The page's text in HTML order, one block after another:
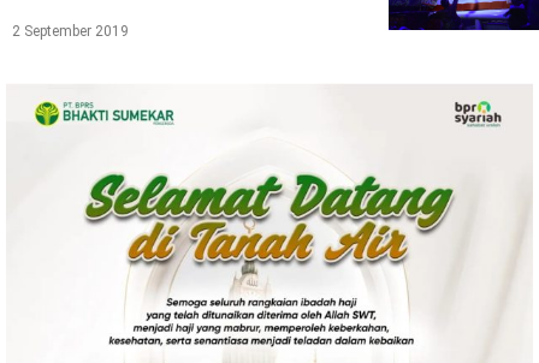
Pendidikan
SosBud
Sosial Budaya
Olahraga
Birokrasi
2 September 2019